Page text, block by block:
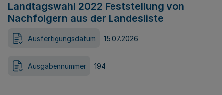
Landtagswahl 2022 Feststellung von
Nachfolgern aus der Landesliste
Ausfertigungsdatum 15.07.2026
Ausgabennummer 194